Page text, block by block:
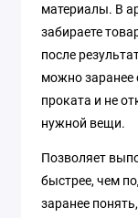
материалы. В
забираете
после
можно заранее
проката и не
нужной вещи.
Позволяет
быстрее, чем
заранее